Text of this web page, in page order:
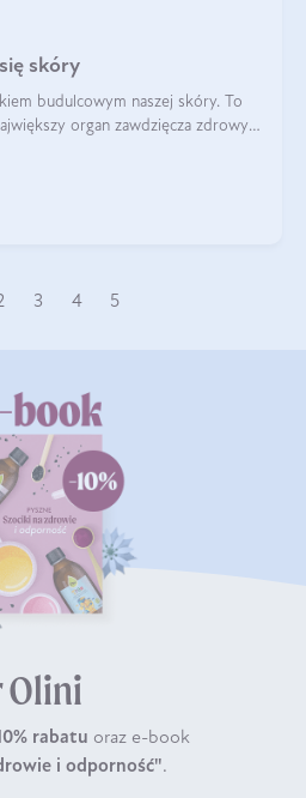
skóry
budulcowym naszej skóry. To
organ zawdzięcza zdrowy
3 4 5
Olini
rabatu oraz e-book
i odporność".